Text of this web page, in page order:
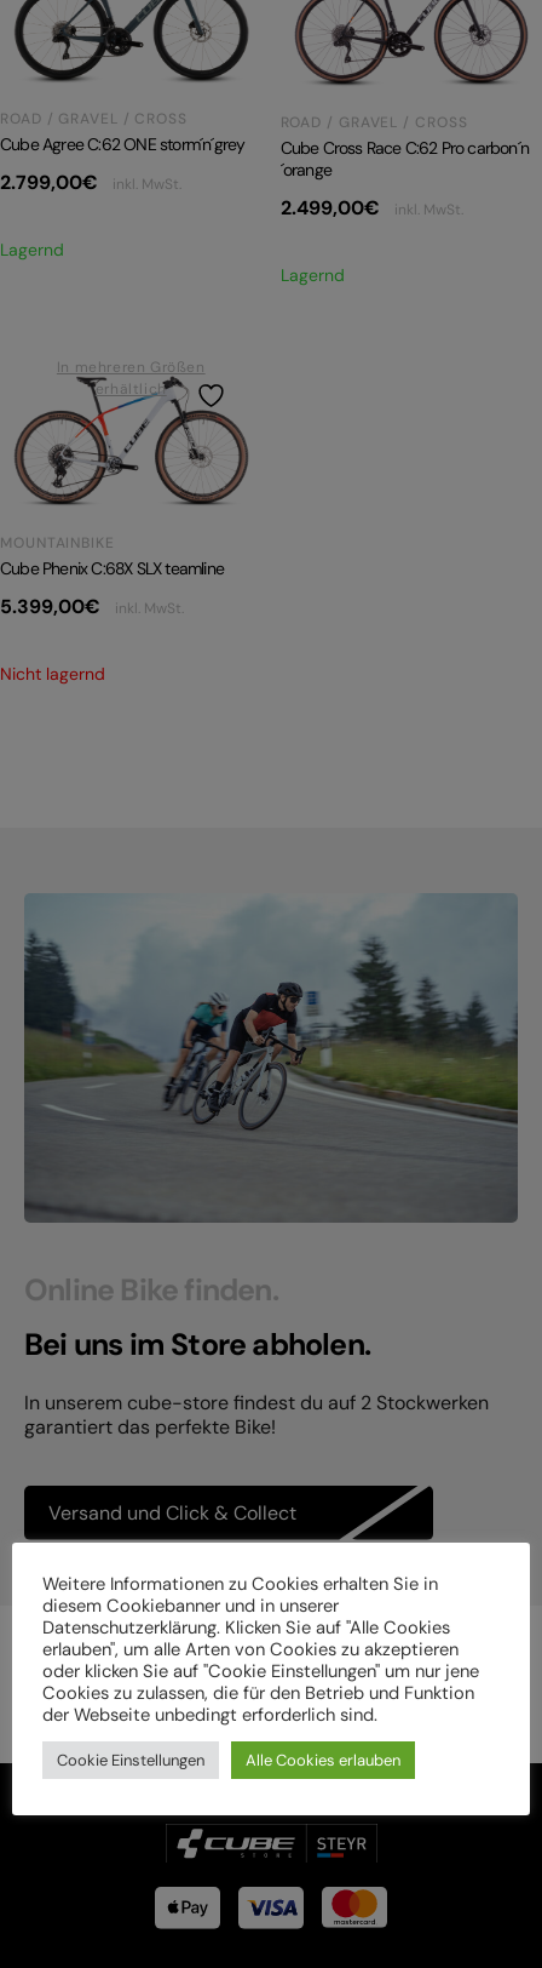
Alle entdecken
E-BIKE TOUR
Alle entdecken
PRODUKTRÜCKRUFE
ROAD / GRAVEL / CROSS
Cube Agree C:62 ONE storm´n´grey
2.799,00€ inkl. MwSt.
Lagernd
ROAD / GRAVEL / CROSS
Cube Cross Race C:62 Pro carbon´n
´orange
2.499,00€ inkl. MwSt.
Lagernd
In mehreren Größen
erhältlich
MOUNTAINBIKE
Cube Phenix C:68X SLX teamline
5.399,00€ inkl. MwSt.
Nicht lagernd
Online Bike finden.
Bei uns im Store abholen.
In unserem cube-store findest du auf 2 Stockwerken
garantiert das perfekte Bike!
Versand und Click & Collect
Weitere Informationen zu Cookies erhalten Sie in
diesem Cookiebanner und in unserer
Datenschutzerklärung. Klicken Sie auf "Alle Cookies
erlauben", um alle Arten von Cookies zu akzeptieren
oder klicken Sie auf "Cookie Einstellungen" um nur jene
Cookies zu zulassen, die für den Betrieb und Funktion
der Webseite unbedingt erforderlich sind.
Cookie Einstellungen Alle Cookies erlauben